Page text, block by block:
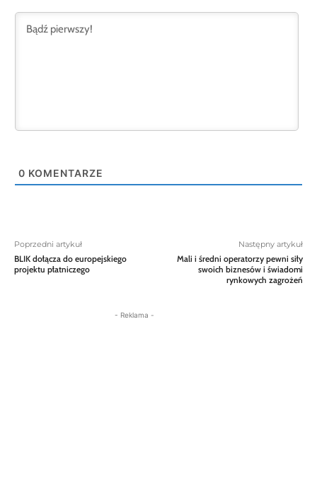
0 KOMENTARZE
Poprzedni artykuł
BLIK dołącza do europejskiego
projektu płatniczego
Następny artykuł
Mali i średni operatorzy pewni siły
swoich biznesów i świadomi
rynkowych zagrożeń
- Reklama -